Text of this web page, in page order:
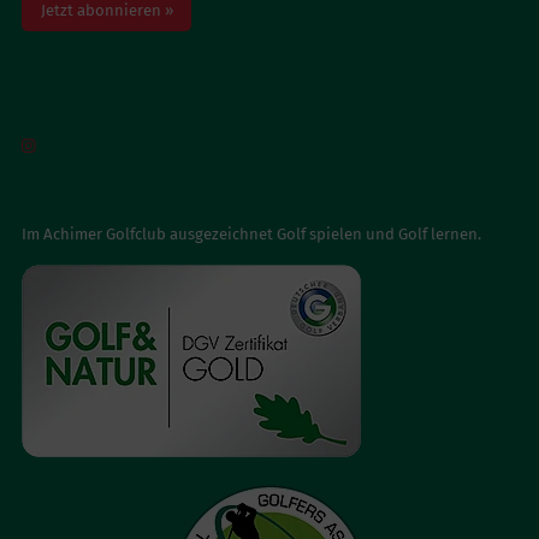
Jetzt abonnieren »

Im Achimer Golfclub ausgezeichnet Golf spielen und Golf lernen.